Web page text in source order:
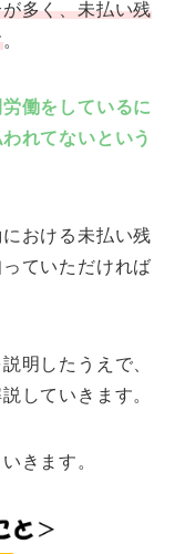
多く、未払い残
。
働をしているに
れてないという
おける未払い残
ていただければ
明したうえで、
していきます。
きます。